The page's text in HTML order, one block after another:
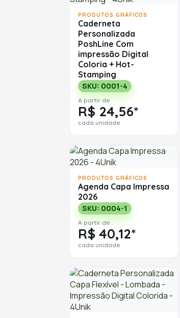
PRODUTOS GRÁFICOS
Caderneta
Personalizada
PoshLine Com
impressão Digital
Coloria + Hot-
Stamping
SKU: 0001-4
A partir de
R$ 24,56*
cada unidade
PRODUTOS GRÁFICOS
Agenda Capa Impressa
2026
SKU: 0004-1
A partir de
R$ 40,12*
cada unidade